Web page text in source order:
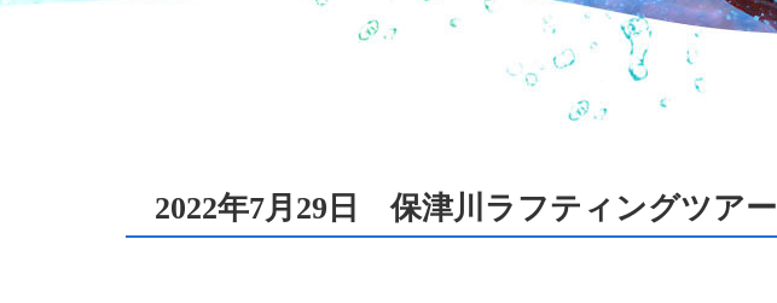
2022年7月29日 保津川ラフティングツアー